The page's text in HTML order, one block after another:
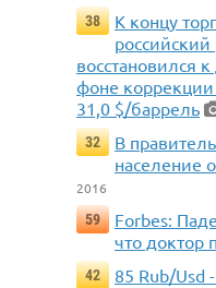
38
К концу
восстановился
фоне
31,0 $/баррель
32
В
население
2016
59
Forbes:
что доктор
42
85 Rub/Usd